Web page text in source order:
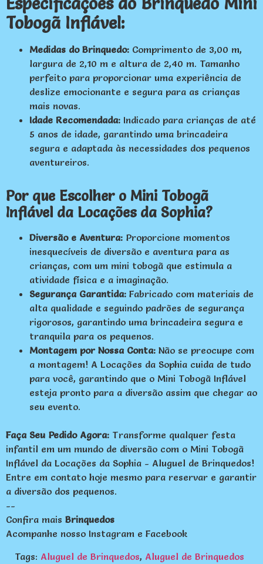
Tobogã Inflável:
Medidas do Brinquedo: Comprimento de 3,00 m,
largura de 2,10 m e altura de 2,40 m. Tamanho
perfeito para proporcionar uma experiência de
deslize emocionante e segura para as crianças
mais novas.
Idade Recomendada: Indicado para crianças de até
5 anos de idade, garantindo uma brincadeira
segura e adaptada às necessidades dos pequenos
aventureiros.
Por que Escolher o Mini Tobogã
Inflável da Locações da Sophia?
Diversão e Aventura: Proporcione momentos
inesquecíveis de diversão e aventura para as
crianças, com um mini tobogã que estimula a
atividade física e a imaginação.
Segurança Garantida: Fabricado com materiais de
alta qualidade e seguindo padrões de segurança
rigorosos, garantindo uma brincadeira segura e
tranquila para os pequenos.
Montagem por Nossa Conta: Não se preocupe com
a montagem! A Locações da Sophia cuida de tudo
para você, garantindo que o Mini Tobogã Inflável
esteja pronto para a diversão assim que chegar ao
seu evento.
Faça Seu Pedido Agora: Transforme qualquer festa
infantil em um mundo de diversão com o Mini Tobogã
Inflável da Locações da Sophia - Aluguel de Brinquedos!
Entre em contato hoje mesmo para reservar e garantir
a diversão dos pequenos.
--
Confira mais Brinquedos
Acompanhe nosso Instagram e Facebook
Tags: Aluguel de Brinquedos, Aluguel de Brinquedos